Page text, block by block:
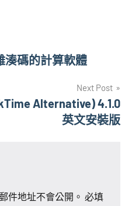
湊碼的計算軟體
Next Post
Alternative) 4.1.0
英文安裝版
件地址不會公開。 必填